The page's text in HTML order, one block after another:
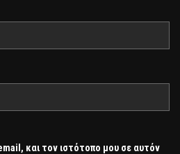
και τον ιστότοπο μου σε αυτόν